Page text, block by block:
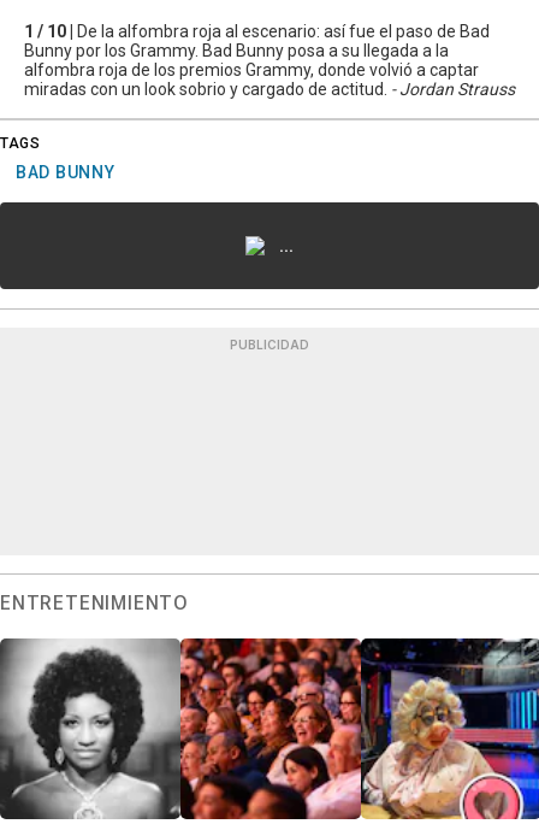
1 / 10 |
De la alfombra roja al escenario: así fue el paso de Bad
Bunny por los Grammy. Bad Bunny posa a su llegada a la
alfombra roja de los premios Grammy, donde volvió a captar
miradas con un look sobrio y cargado de actitud. - Jordan Strauss
TAGS
BAD BUNNY
...
PUBLICIDAD
ENTRETENIMIENTO